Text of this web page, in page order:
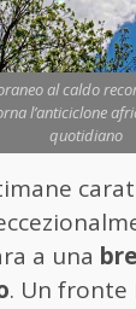
al caldo
l’anticiclone
quotidiano
a una
. Un fronte